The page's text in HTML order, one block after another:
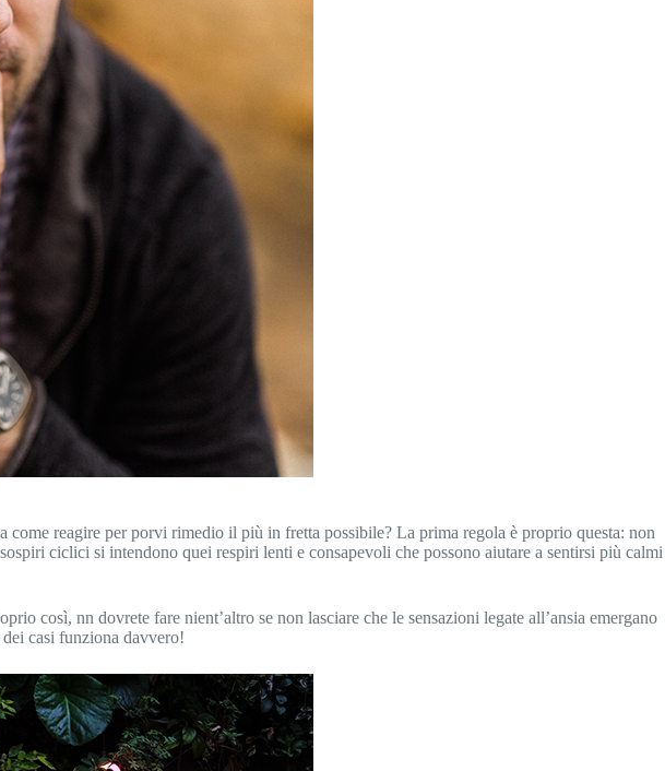
reagire per porvi rimedio il più in fretta possibile? La prima regola è proprio questa: non
ciclici si intendono quei respiri lenti e consapevoli che possono aiutare a sentirsi più calmi
così, nn dovrete fare nient’altro se non lasciare che le sensazioni legate all’ansia emergano
casi funziona davvero!